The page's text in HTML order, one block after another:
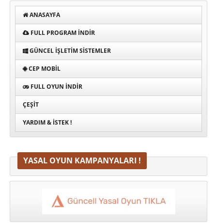
ANASAYFA
FULL PROGRAM INDIR
GÜNCEL İŞLETIM SISTEMLER
CEP MOBIL
FULL OYUN İNDIR
ÇEŞIT
YARDIM & İSTEK !
YASAL OYUN KAMPANYALARI !